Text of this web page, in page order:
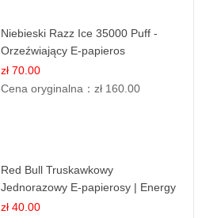
Niebieski Razz Ice 35000 Puff -
Orzeźwiający E-papieros
Jednorazowy | IBVAPE
zł 70.00
Cena oryginalna：zł 160.00
Red Bull Truskawkowy
Jednorazowy E-papierosy | Energy
Drink Smak
zł 40.00